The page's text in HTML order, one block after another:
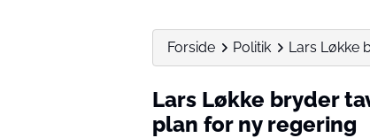
Forside Politik Lars Løkke
Lars Løkke bryder
plan for ny regering